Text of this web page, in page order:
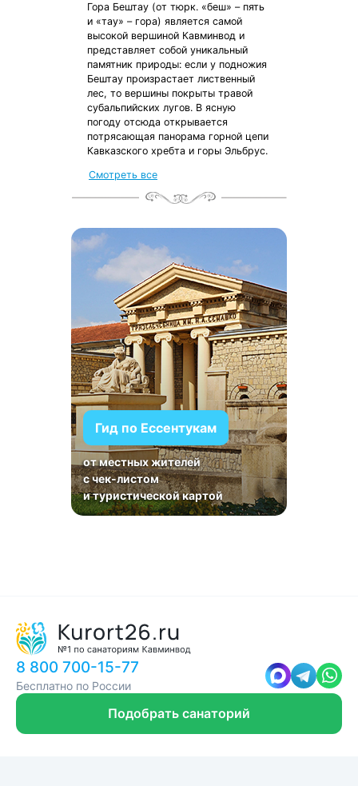
Гора Бештау (от тюрк. «беш» – пять
и «тау» – гора) является самой
высокой вершиной Кавминвод и
представляет собой уникальный
памятник природы: если у подножия
Бештау произрастает лиственный
лес, то вершины покрыты травой
субальпийских лугов. В ясную
погоду отсюда открывается
потрясающая панорама горной цепи
Кавказского хребта и горы Эльбрус.
Смотреть все
Гид по Ессентукам
от местных жителей
с чек-листом
и туристической картой
8 800 700-15-77
Бесплатно по России
Подобрать санаторий